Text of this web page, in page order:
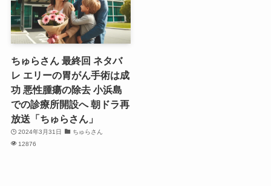
ちゅらさん 最終回 ネタバ
レ エリーの胃がん手術は成
功 悪性腫瘍の除去 小浜島
での診療所開設へ 朝ドラ再
放送「ちゅらさん」
2024年3月31日
ちゅらさん
12876